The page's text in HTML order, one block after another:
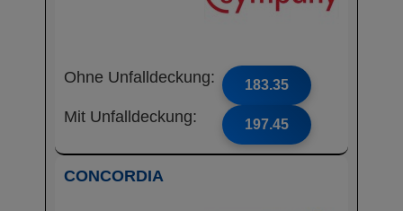
Ohne Unfalldeckung: 183.35
Mit Unfalldeckung: 197.45
CONCORDIA